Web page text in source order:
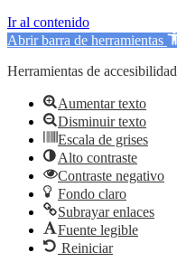
Ir al contenido
Abrir barra de herramientas
Herramientas de accesibilidad
Aumentar texto
Disminuir texto
Escala de grises
Alto contraste
Contraste negativo
Fondo claro
Subrayar enlaces
Fuente legible
Reiniciar